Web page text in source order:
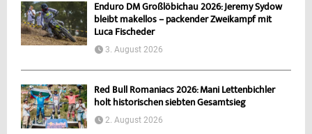
Enduro DM Großlöbichau 2026: Jeremy Sydow
bleibt makellos – packender Zweikampf mit
Luca Fischeder
3. August 2026
Red Bull Romaniacs 2026: Mani Lettenbichler
holt historischen siebten Gesamtsieg
2. August 2026